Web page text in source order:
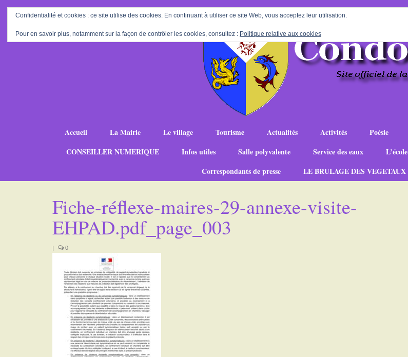
Accueil La Mairie Le village Tourisme Actualités Activités Poésie
CONSEILLER NUMERIQUE
Infos utiles Salle polyvalente Service des eaux L’école
Correspondants de presse
LE BRULAGE DES VEGETAUX
Fiche-réflexe-maires-29-annexe-visite-
EHPAD.pdf_page_003
| 0
Confidentialité et cookies : ce site utilise des cookies. En continuant à utiliser ce site Web, vous acceptez leur utilisation.
Pour en savoir plus, notamment sur la façon de contrôler les cookies, consultez : Politique relative aux cookies